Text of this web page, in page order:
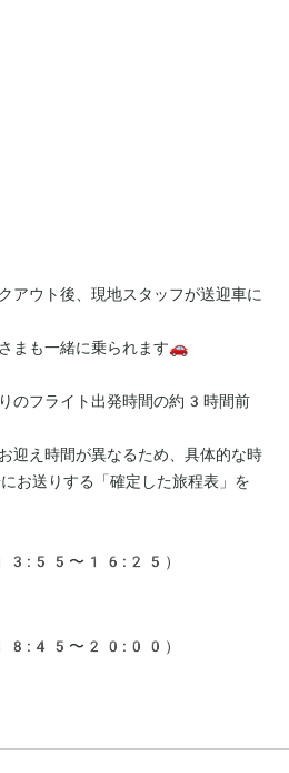
アウト後、現地スタッフが送迎車に
まも一緒に乗られます🚗
のフライト出発時間の約3時間前
迎え時間が異なるため、具体的な時
お送りする「確定した旅程表」を
13:55〜16:25）
18:45〜20:00）